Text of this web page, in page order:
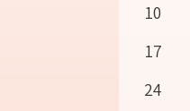
10
17
24